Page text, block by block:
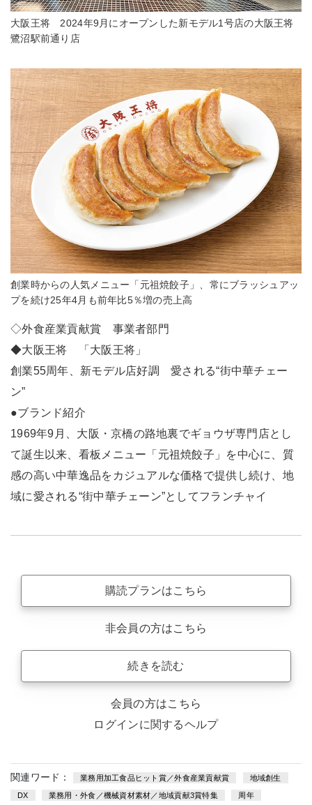
大阪王将 2024年9月にオープンした新モデル1号店の大阪王将
鷺沼駅前通り店
創業時からの人気メニュー「元祖焼餃子」、常にブラッシュアッ
プを続け25年4月も前年比5％増の売上高
◇外食産業貢献賞 事業者部門
◆大阪王将 「大阪王将」
創業55周年、新モデル店好調 愛される“街中華チェー
ン”
●ブランド紹介
1969年9月、大阪・京橋の路地裏でギョウザ専門店とし
て誕生以来、看板メニュー「元祖焼餃子」を中心に、質
感の高い中華逸品をカジュアルな価格で提供し続け、地
域に愛される“街中華チェーン”としてフランチャイ
購読プランはこちら
非会員の方はこちら
続きを読む
会員の方はこちら
ログインに関するヘルプ
関連ワード： 業務用加工食品ヒット賞／外食産業貢献賞 地域創生
DX 業務用・外食／機械資材素材／地域貢献3賞特集 周年